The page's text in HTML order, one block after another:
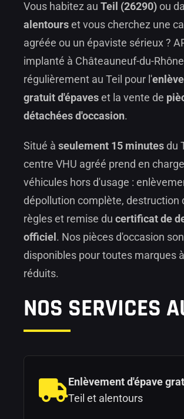
Vous habitez au Teil (26290) ou
alentours et vous cherchez une
agréée ou un épaviste sérieux ?
implanté à Châteauneuf-du-
régulièrement au Teil pour l'
gratuit d'épaves et la vente de
détachées d'occasion.
Situé à seulement 15 minutes du
centre VHU agréé prend en
véhicules hors d'usage :
dépollution complète, destruction
règles et remise du certificat de
officiel . Nos pièces d'occasion
disponibles pour toutes marques
réduits.
NOS SERVICES
Enlèvement d'épave
Teil et alentours